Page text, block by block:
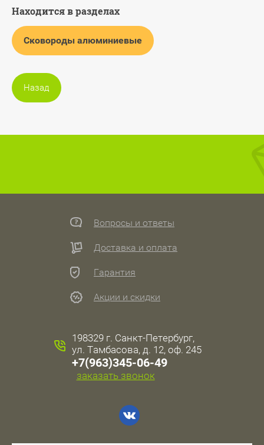
Находится в разделах
Сковороды алюминиевые
Назад
Вопросы и ответы
Доставка и оплата
Гарантия
Акции и скидки
198329 г. Санкт-Петербург,
ул. Тамбасова, д. 12, оф. 245
+7(963)345-06-49
заказать звонок